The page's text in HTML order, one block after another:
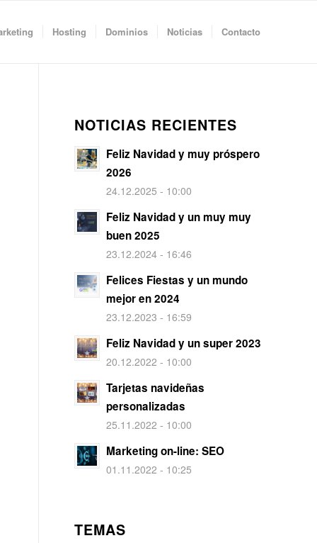
Hosting Dominios Noticias Contacto
NOTICIAS RECIENTES
Feliz Navidad y muy próspero
2026
24.12.2025 - 10:00
Feliz Navidad y un muy muy
buen 2025
23.12.2024 - 16:46
Felices Fiestas y un mundo
mejor en 2024
23.12.2023 - 16:59
Feliz Navidad y un super 2023
20.12.2022 - 10:00
Tarjetas navideñas
personalizadas
25.11.2022 - 10:00
Marketing on-line: SEO
01.11.2022 - 10:25
TEMAS